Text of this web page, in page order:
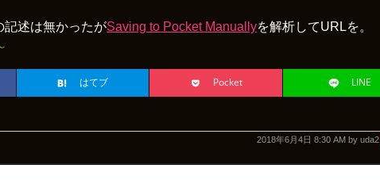
記述は無かったがSaving to Pocket Manuallyを解析してURLを。
はてブ Pocket
LINE
2018年6月4日 8:30 AM by uda2